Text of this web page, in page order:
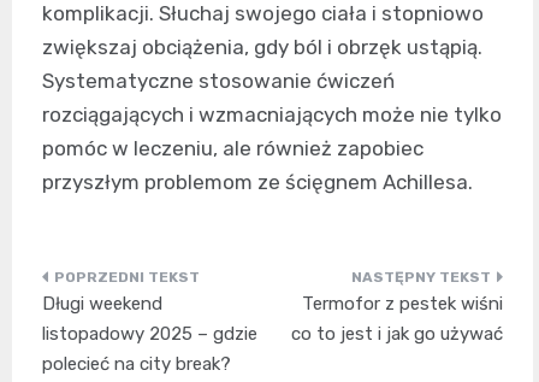
komplikacji. Słuchaj swojego ciała i stopniowo
zwiększaj obciążenia, gdy ból i obrzęk ustąpią.
Systematyczne stosowanie ćwiczeń
rozciągających i wzmacniających może nie tylko
pomóc w leczeniu, ale również zapobiec
przyszłym problemom ze ścięgnem Achillesa.
Nawigacja
wpisu
Długi weekend
listopadowy 2025 – gdzie
polecieć na city break?
Termofor z pestek wiśni
co to jest i jak go używać